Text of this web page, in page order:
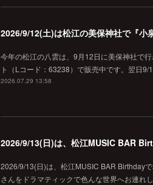
2026/9/12(土)は松江の美保神社で『小
今年の松江の八雲は、9月12日に美保神社で
ト（Lコード：63238）で販売中です。翌日
2026.07.29 13:58
2026/9/13(日)は、松江MUSIC BAR
2026/9/13(日)は、松江MUSIC BAR Birthday
さんをドラマティックで色んな世界へお連